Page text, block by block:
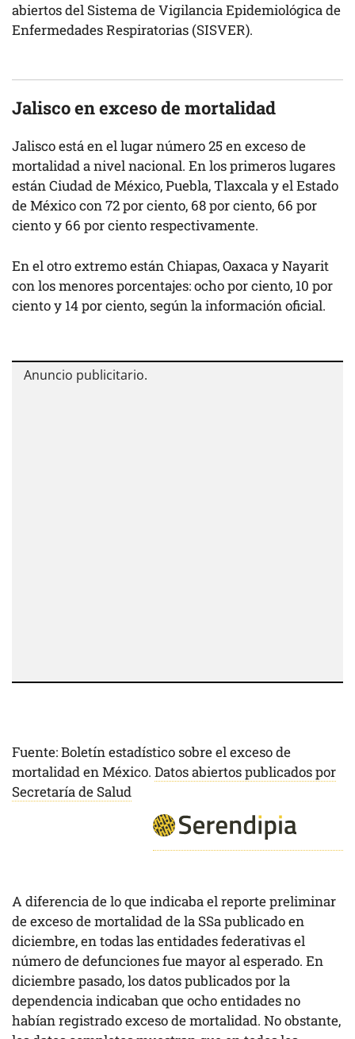
abiertos del Sistema de Vigilancia Epidemiológica de
Enfermedades Respiratorias (SISVER).
Jalisco en exceso de mortalidad
Jalisco está en el lugar número 25 en exceso de
mortalidad a nivel nacional. En los primeros lugares
están Ciudad de México, Puebla, Tlaxcala y el Estado
de México con 72 por ciento, 68 por ciento, 66 por
ciento y 66 por ciento respectivamente.
En el otro extremo están Chiapas, Oaxaca y Nayarit
con los menores porcentajes: ocho por ciento, 10 por
ciento y 14 por ciento, según la información oficial.
Fuente: Boletín estadístico sobre el exceso de
mortalidad en México. Datos abiertos publicados por
Secretaría de Salud
A diferencia de lo que indicaba el reporte preliminar
de exceso de mortalidad de la SSa publicado en
diciembre, en todas las entidades federativas el
número de defunciones fue mayor al esperado. En
diciembre pasado, los datos publicados por la
dependencia indicaban que ocho entidades no
habían registrado exceso de mortalidad. No obstante,